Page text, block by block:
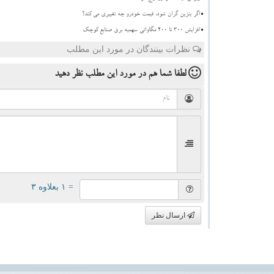
اگر بنزین گران شود، قیمت خودرو چه تغییری می کند؟
افزایش 300 تا 400 مگاواتی سهمیه برق صنایع کوچک
نظرات بینندگان در مورد این مطلب
لطفا شما همدر مورد این مطلب نظر دهید
= ۱ بعلاوه ۳
ارسال نظر